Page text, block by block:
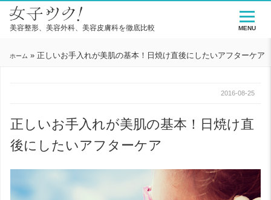
美容整形、美容外科、美容皮膚科を徹底比較
ホーム » 正しいお手入れが美肌の基本！日焼け直後にしたいアフターケア
2016-08-25
正しいお手入れが美肌の基本！日焼け直
後にしたいアフターケア
MENU